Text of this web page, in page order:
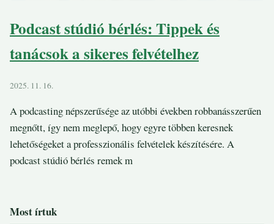
Podcast stúdió bérlés: Tippek és
tanácsok a sikeres felvételhez
2025. 11. 16.
A podcasting népszerűsége az utóbbi években robbanásszerűen
megnőtt, így nem meglepő, hogy egyre többen keresnek
lehetőségeket a professzionális felvételek készítésére. A
podcast stúdió bérlés remek m
Most írtuk